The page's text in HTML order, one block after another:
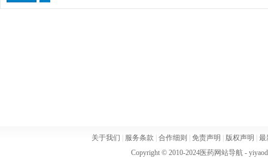
关于我们 服务条款 合作细则 免责声明 版权声明
最
Copyright © 2010-2024医药网站导航-